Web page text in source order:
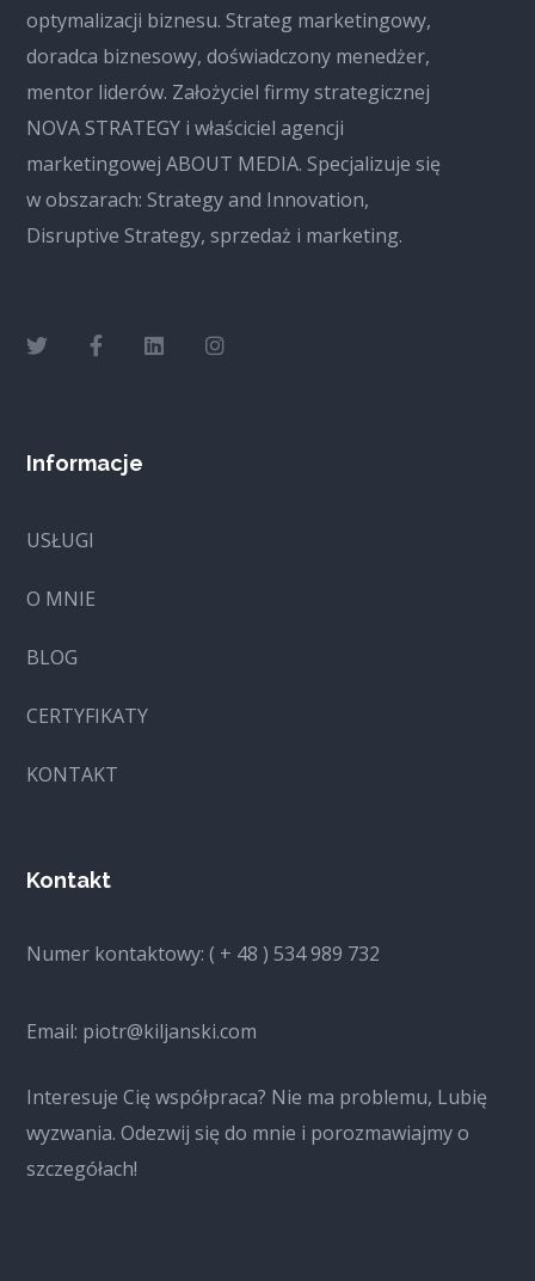
optymalizacji biznesu. Strateg marketingowy,
doradca biznesowy, doświadczony menedżer,
mentor liderów. Założyciel firmy strategicznej
NOVA STRATEGY i właściciel agencji
marketingowej ABOUT MEDIA. Specjalizuje się
w obszarach: Strategy and Innovation,
Disruptive Strategy, sprzedaż i marketing.
Informacje
USŁUGI
O MNIE
BLOG
CERTYFIKATY
KONTAKT
Kontakt
Numer kontaktowy: ( + 48 ) 534 989 732
Email: piotr@kiljanski.com
Interesuje Cię współpraca? Nie ma problemu, Lubię
wyzwania. Odezwij się do mnie i porozmawiajmy o
szczegółach!